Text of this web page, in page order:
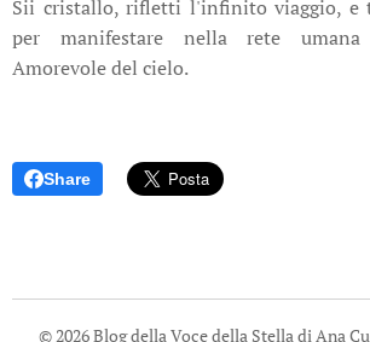
Sii cristallo, rifletti l'infinito viaggio, e
per manifestare nella rete umana
Amorevole del cielo.
Share
© 2026 Blog della Voce della Stella di Ana